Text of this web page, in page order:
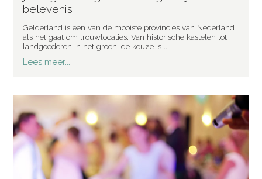
belevenis
Gelderland is een van de mooiste provincies van Nederland
als het gaat om trouwlocaties. Van historische kastelen tot
landgoederen in het groen, de keuze is ...
Lees meer...